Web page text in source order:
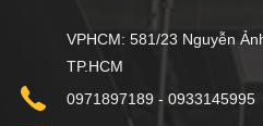
VPHCM: 581/23 Nguyễn
TP.HCM
0971897189 - 0933145995